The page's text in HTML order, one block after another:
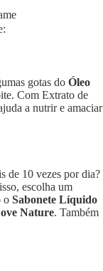
gotas do Óleo
Com Extrato de
a nutrir e amaciar
de 10 vezes por dia?
escolha um
o Sabonete Líquido
Nature. Também